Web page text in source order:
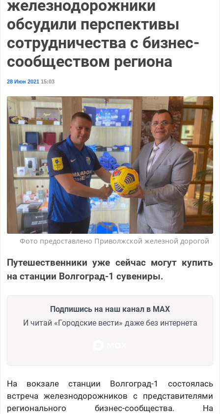
железнодорожники
обсудили перспективы
сотрудничества с бизнес-
сообществом региона
28 Июн 202115:03
Фото предоставлено Приволжской железной дорогой
Путешественники уже сейчас могут купить
на станции Волгоград-1 сувениры.
Подпишись на наш канал в MAX
И читай «Городские вести» даже без интернета
На вокзале станции Волгоград-1 состоялась
встреча железнодорожников с представителями
регионального бизнес-сообщества. На